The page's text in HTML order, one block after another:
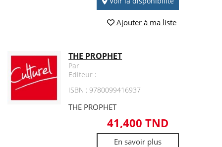
Ajouter à ma liste
THE PROPHET
Par
Editeur :
ISBN : 9780099416937
THE PROPHET
41,400 TND
En savoir plus